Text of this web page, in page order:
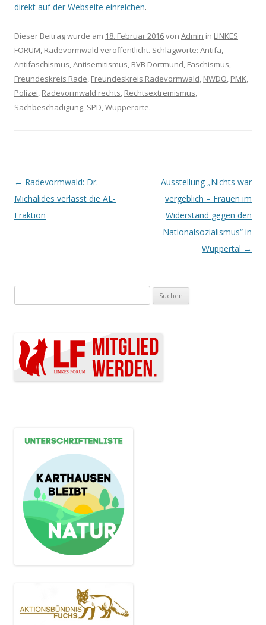
direkt auf der Webseite einreichen.
Dieser Beitrag wurde am 18. Februar 2016von Admin in LINKES
FORUM, Radevormwald veröffentlicht. Schlagworte: Antifa,
Antifaschismus,Antisemitismus, BVB Dortmund, Faschismus,
Freundeskreis Rade, Freundeskreis Radevormwald, NWDO, PMK,
Polizei, Radevormwald rechts, Rechtsextremismus,
Sachbeschädigung, SPD,Wupperorte.
Artikel-Navigation
← Radevormwald: Dr.
Michalides verlässt die AL-
Fraktion
Ausstellung „Nichts war
vergeblich – Frauen im
Widerstand gegen den
Nationalsozialismus“ in
Wuppertal →